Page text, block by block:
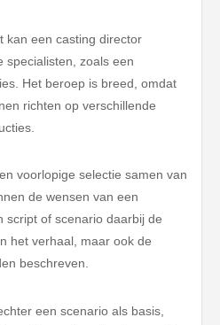
kan een casting director
specialisten, zoals een
Het beroep is breed, omdat
richten op verschillende
voorlopige selectie samen van
de wensen van een
script of scenario daarbij de
het verhaal, maar ook de
beschreven.
een scenario als basis,